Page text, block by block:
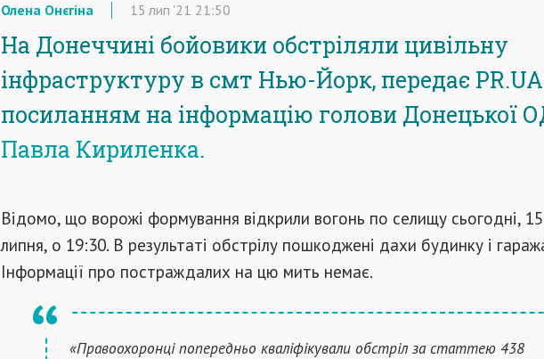
Олена Онєгіна 15 лип '21 21:50
На Донеччині бойовики обстріляли цивільну
інфраструктуру в смт Нью-Йорк, передає
посиланням на інформацію голови Донецької
Павла Кириленка.
Відомо, що ворожі формування відкрили вогонь по селищу сьогодні, 15
липня, о 19:30. В результаті обстрілу пошкоджені дахи будинку і
Інформації про постраждалих на цю мить немає.
«Правоохоронці попередньо кваліфікували обстріл за статтею 438